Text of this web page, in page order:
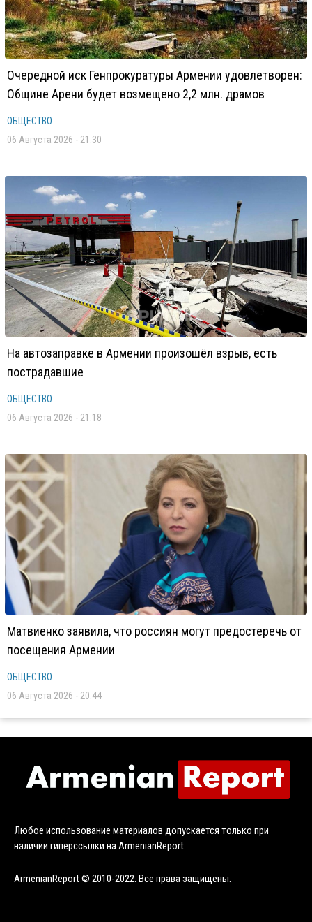
Очередной иск Генпрокуратуры Армении удовлетворен:
Общине Арени будет возмещено 2,2 млн. драмов
ОБЩЕСТВО
06 Августа 2026 - 21:30
На автозаправке в Армении произошёл взрыв, есть
пострадавшие
ОБЩЕСТВО
06 Августа 2026 - 21:18
Матвиенко заявила, что россиян могут предостеречь от
посещения Армении
ОБЩЕСТВО
06 Августа 2026 - 20:44
Любое использование материалов допускается только при
наличии гиперссылки на ArmenianReport
ArmenianReport © 2010-2022. Все права защищены.